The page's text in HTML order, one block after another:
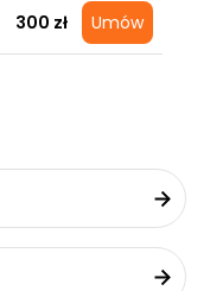
300 zł Umów